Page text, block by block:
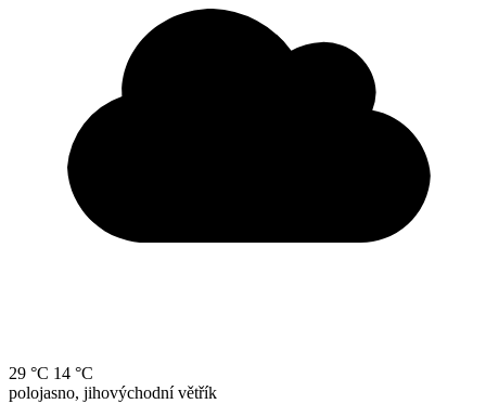
29 °C 14 °C
polojasno, jihovýchodní větřík